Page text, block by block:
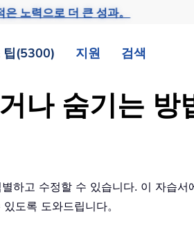
은 노력으로 더 큰 성과。
팁(5300) 지원 검색
나 숨기는 방
하고 수정할 수 있습니다. 이 자습
도록 도와드립니다。